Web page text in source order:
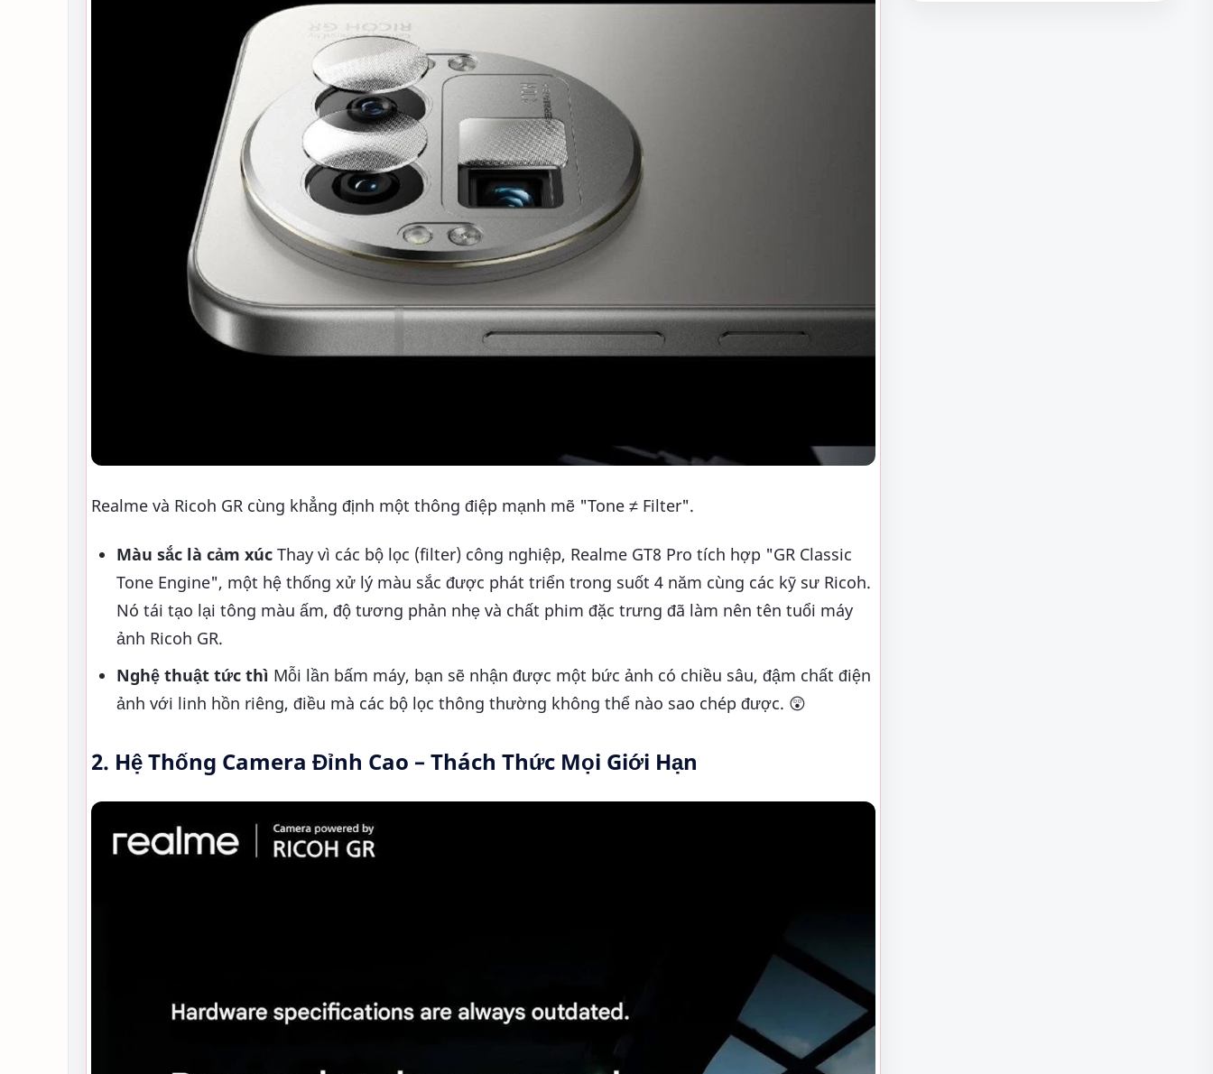
Realme và Ricoh GR cùng khẳng định một thông điệp mạnh mẽ "Tone ≠ Filter".
Màu sắc là cảm xúc Thay vì các bộ lọc (filter) công nghiệp, Realme GT8 Pro tích hợp "GR Classic
Tone Engine", một hệ thống xử lý màu sắc được phát triển trong suốt 4 năm cùng các kỹ sư Ricoh.
Nó tái tạo lại tông màu ấm, độ tương phản nhẹ và chất phim đặc trưng đã làm nên tên tuổi máy
ảnh Ricoh GR.
Nghệ thuật tức thì Mỗi lần bấm máy, bạn sẽ nhận được một bức ảnh có chiều sâu, đậm chất điện
ảnh với linh hồn riêng, điều mà các bộ lọc thông thường không thể nào sao chép được. 😲
2. Hệ Thống Camera Đỉnh Cao – Thách Thức Mọi Giới Hạn